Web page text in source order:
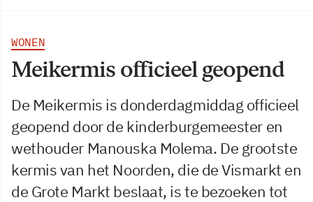
WONEN
Meikermis officieel geopend
De Meikermis is donderdagmiddag officieel
geopend door de kinderburgemeester en
wethouder Manouska Molema. De grootste
kermis van het Noorden, die de Vismarkt en
de Grote Markt beslaat, is te bezoeken tot